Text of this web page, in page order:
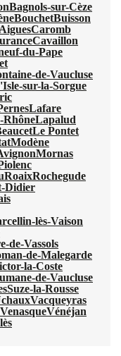
Bagnols-sur-Cèze
BouchetBuisson
Caromb
Cavaillon
du-Pape
de-Vaucluse
sur-la-Sorgue
Lafare
RhôneLapalud
Le Pontet
Modène
Mornas
RoaixRochegude
Didier
lès-Vaison
de-Vassols
de-Malegarde
la-Coste
de-Vaucluse
Suze-la-Rousse
Vacqueyras
VenasqueVénéjan